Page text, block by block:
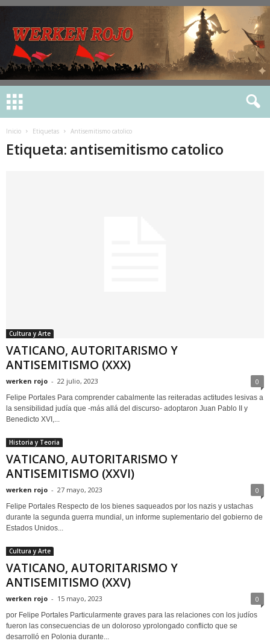
Inicio Etiquetas Antisemitismo catolico
Etiqueta: antisemitismo catolico
Cultura y Arte
VATICANO, AUTORITARISMO Y
ANTISEMITISMO (XXX)
werken rojo - 22 julio, 2023 0
Felipe Portales Para comprender cabalmente las reiteradas actitudes lesivas a
la sensibilidad judía que -más allá del discurso- adoptaron Juan Pablo II y
Benedicto XVI,...
Historia y Teoria
VATICANO, AUTORITARISMO Y
ANTISEMITISMO (XXVI)
werken rojo - 27 mayo, 2023 0
Felipe Portales Respecto de los bienes saqueados por los nazis y ustachas
durante la segunda guerra mundial, un informe suplementario del gobierno de
Estados Unidos...
Cultura y Arte
VATICANO, AUTORITARISMO Y
ANTISEMITISMO (XXV)
werken rojo - 15 mayo, 2023 0
por Felipe Portales Particularmente graves para las relaciones con los judíos
fueron las consecuencias de un doloroso yprolongado conflicto que se
desarrolló en Polonia durante...